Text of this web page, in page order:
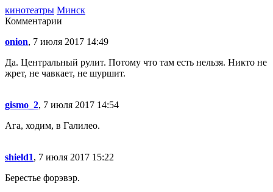
кинотеатры Минск
Комментарии
onion, 7 июля 2017 14:49
Да. Центральный рулит. Потому что там есть нельзя. Никто не
жрет, не чавкает, не шуршит.
gismo_2, 7 июля 2017 14:54
Ага, ходим, в Галилео.
shield1, 7 июля 2017 15:22
Берестье форэвэр.